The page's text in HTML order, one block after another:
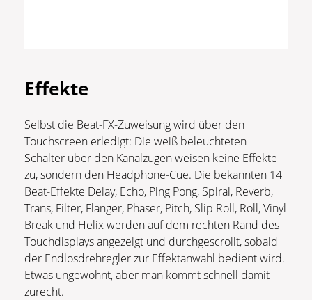
Effekte
Selbst die Beat-FX-Zuweisung wird über den
Touchscreen erledigt: Die weiß beleuchteten
Schalter über den Kanalzügen weisen keine Effekte
zu, sondern den Headphone-Cue. Die bekannten 14
Beat-Effekte Delay, Echo, Ping Pong, Spiral, Reverb,
Trans, Filter, Flanger, Phaser, Pitch, Slip Roll, Roll, Vinyl
Break und Helix werden auf dem rechten Rand des
Touchdisplays angezeigt und durchgescrollt, sobald
der Endlosdrehregler zur Effektanwahl bedient wird.
Etwas ungewohnt, aber man kommt schnell damit
zurecht.